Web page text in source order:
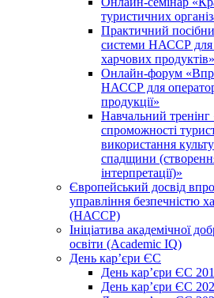
туристичних
Практичний
системи НАССР для
харчових продуктів»
Онлайн-форум
НАССР для
продукції»
Навчальний
спроможності
використання
спадщини
інтерпретації)»
Європейський досвід
управління безпечністю
(НАССР)
Ініціатива академічної
освіти (Academic IQ)
День кар’єри ЄС
День кар’єри ЄС
День кар’єри ЄС